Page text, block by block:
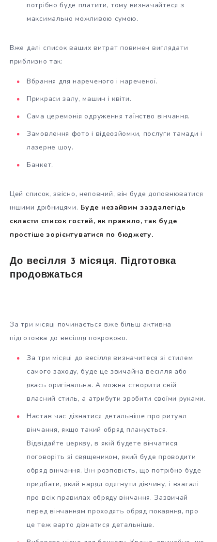
потрібно буде платити, тому визначайтеся з
максимально можливою сумою.
Вже далі список ваших витрат повинен виглядати
приблизно так:
Вбрання для нареченого і нареченої.
Прикраси залу, машин і квіти.
Сама церемонія одруження таїнство вінчання.
Замовлення фото і відеозйомки, послуги тамади і
лазерне шоу.
Банкет.
Цей список, звісно, неповний, він буде доповнюватися
іншими дрібницями. Буде незайвим заздалегідь
скласти список гостей, як правило, так буде
простіше зорієнтуватися по бюджету.
До весілля 3 місяця. Підготовка
продовжаться
За три місяці починається вже більш активна
підготовка до весілля покроково.
За три місяці до весілля визначитеся зі стилем
самого заходу, буде це звичайна весілля або
якась оригінальна. А можна створити свій
власний стиль, а атрибути зробити своїми руками.
Настав час дізнатися детальніше про ритуал
вінчання, якщо такий обряд планується.
Відвідайте церкву, в якій будете вінчатися,
поговоріть зі священиком, який буде проводити
обряд вінчання. Він розповість, що потрібно буде
придбати, який наряд одягнути дівчину, і взагалі
про всіх правилах обряду вінчання. Зазвичай
перед вінчанням проходять обряд покаяння, про
це теж варто дізнатися детальніше.